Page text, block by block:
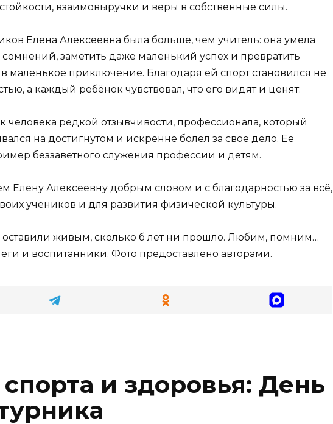
взаимовыручки и веры в собственные силы.
Елена Алексеевна была больше, чем учитель: она умела
заметить даже маленький успех и превратить
маленькое приключение. Благодаря ей спорт становился не
а каждый ребёнок чувствовал, что его видят и ценят.
человека редкой отзывчивости, профессионала, который
на достигнутом и искренне болел за своё дело. Её
беззаветного служения профессии и детям.
Елену Алексеевну добрым словом и с благодарностью за всё,
учеников и для развития физической культуры.
живым, сколько б лет ни прошло. Любим, помним…
и воспитанники. Фото предоставлено авторами.
и здоровья: День